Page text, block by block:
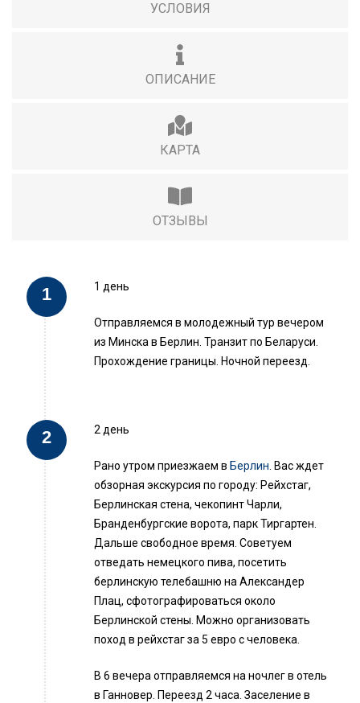
УСЛОВИЯ
ОПИСАНИЕ
КАРТА
ОТЗЫВЫ
1 день
Отправляемся в молодежный тур вечером
из Минска в Берлин. Транзит по Беларуси.
Прохождение границы. Ночной переезд.
2 день
Рано утром приезжаем в Берлин . Вас ждет
обзорная экскурсия по городу: Рейхстаг,
Берлинская стена, чекопинт Чарли,
Бранденбургские ворота, парк Тиргартен.
Дальше свободное время. Советуем
отведать немецкого пива, посетить
берлинскую телебашню на Александер
Плац, сфотографироваться около
Берлинской стены. Можно организовать
поход в рейхстаг за 5 евро с человека.
В 6 вечера отправляемся на ночлег в отель
в Ганновер. Переезд 2 часа. Заселение в